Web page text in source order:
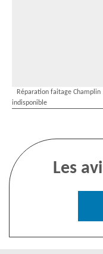
Réparation faitage Champlin
indisponible
Les